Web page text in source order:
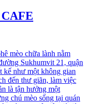
mèo chữa lành nằm
Sukhumvit 21, quận
kế như một không gian
đến thư giãn, làm việc
là tận hưởng một
chú mèo sống tại quán